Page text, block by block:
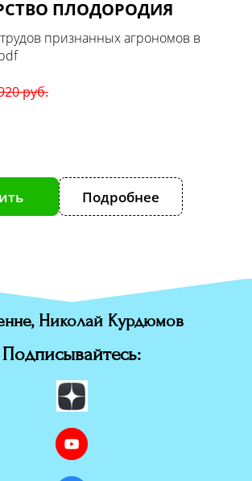
ПЛОДОРОДИЯ
признанных агрономов в
руб.
Подробнее
Николай Курдюмов
Подписывайтесь: